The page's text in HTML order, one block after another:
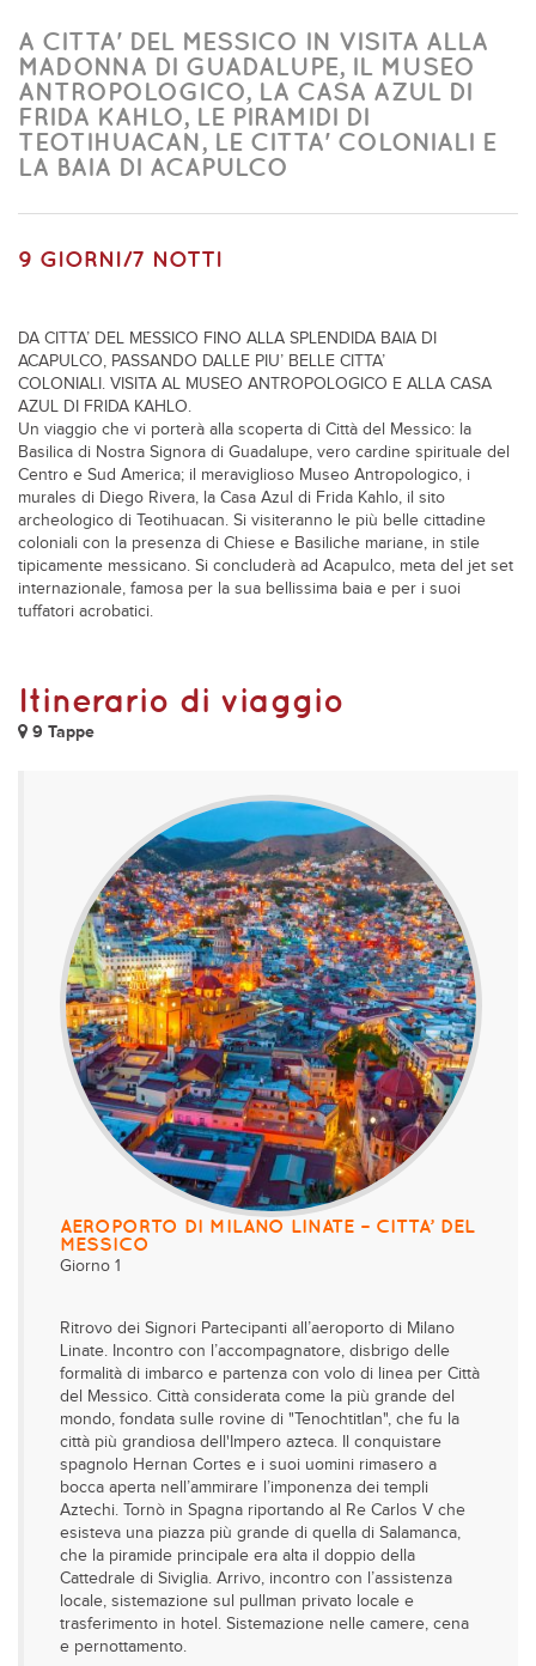
A CITTA' DEL MESSICO IN VISITA ALLA
MADONNA DI GUADALUPE, IL MUSEO
ANTROPOLOGICO, LA CASA AZUL DI
FRIDA KAHLO, LE PIRAMIDI DI
TEOTIHUACAN, LE CITTA' COLONIALI E
LA BAIA DI ACAPULCO
9 GIORNI/7 NOTTI
DA CITTA’ DEL MESSICO FINO ALLA SPLENDIDA BAIA DI
ACAPULCO, PASSANDO DALLE PIU’ BELLE CITTA’
COLONIALI. VISITA AL MUSEO ANTROPOLOGICO E ALLA CASA
AZUL DI FRIDA KAHLO.
Un viaggio che vi porterà alla scoperta di Città del Messico: la
Basilica di Nostra Signora di Guadalupe, vero cardine spirituale del
Centro e Sud America; il meraviglioso Museo Antropologico, i
murales di Diego Rivera, la Casa Azul di Frida Kahlo, il sito
archeologico di Teotihuacan. Si visiteranno le più belle cittadine
coloniali con la presenza di Chiese e Basiliche mariane, in stile
tipicamente messicano. Si concluderà ad Acapulco, meta del jet set
internazionale, famosa per la sua bellissima baia e per i suoi
tuffatori acrobatici.
Itinerario di viaggio
9 Tappe
AEROPORTO DI MILANO LINATE – CITTA’ DEL
MESSICO
Giorno 1
Ritrovo dei Signori Partecipanti all’aeroporto di Milano
Linate. Incontro con l’accompagnatore, disbrigo delle
formalità di imbarco e partenza con volo di linea per Città
del Messico. Città considerata come la più grande del
mondo, fondata sulle rovine di "Tenochtitlan", che fu la
città più grandiosa dell'Impero azteca. Il conquistare
spagnolo Hernan Cortes e i suoi uomini rimasero a
bocca aperta nell’ammirare l’imponenza dei templi
Aztechi. Tornò in Spagna riportando al Re Carlos V che
esisteva una piazza più grande di quella di Salamanca,
che la piramide principale era alta il doppio della
Cattedrale di Siviglia. Arrivo, incontro con l’assistenza
locale, sistemazione sul pullman privato locale e
trasferimento in hotel. Sistemazione nelle camere, cena
e pernottamento.